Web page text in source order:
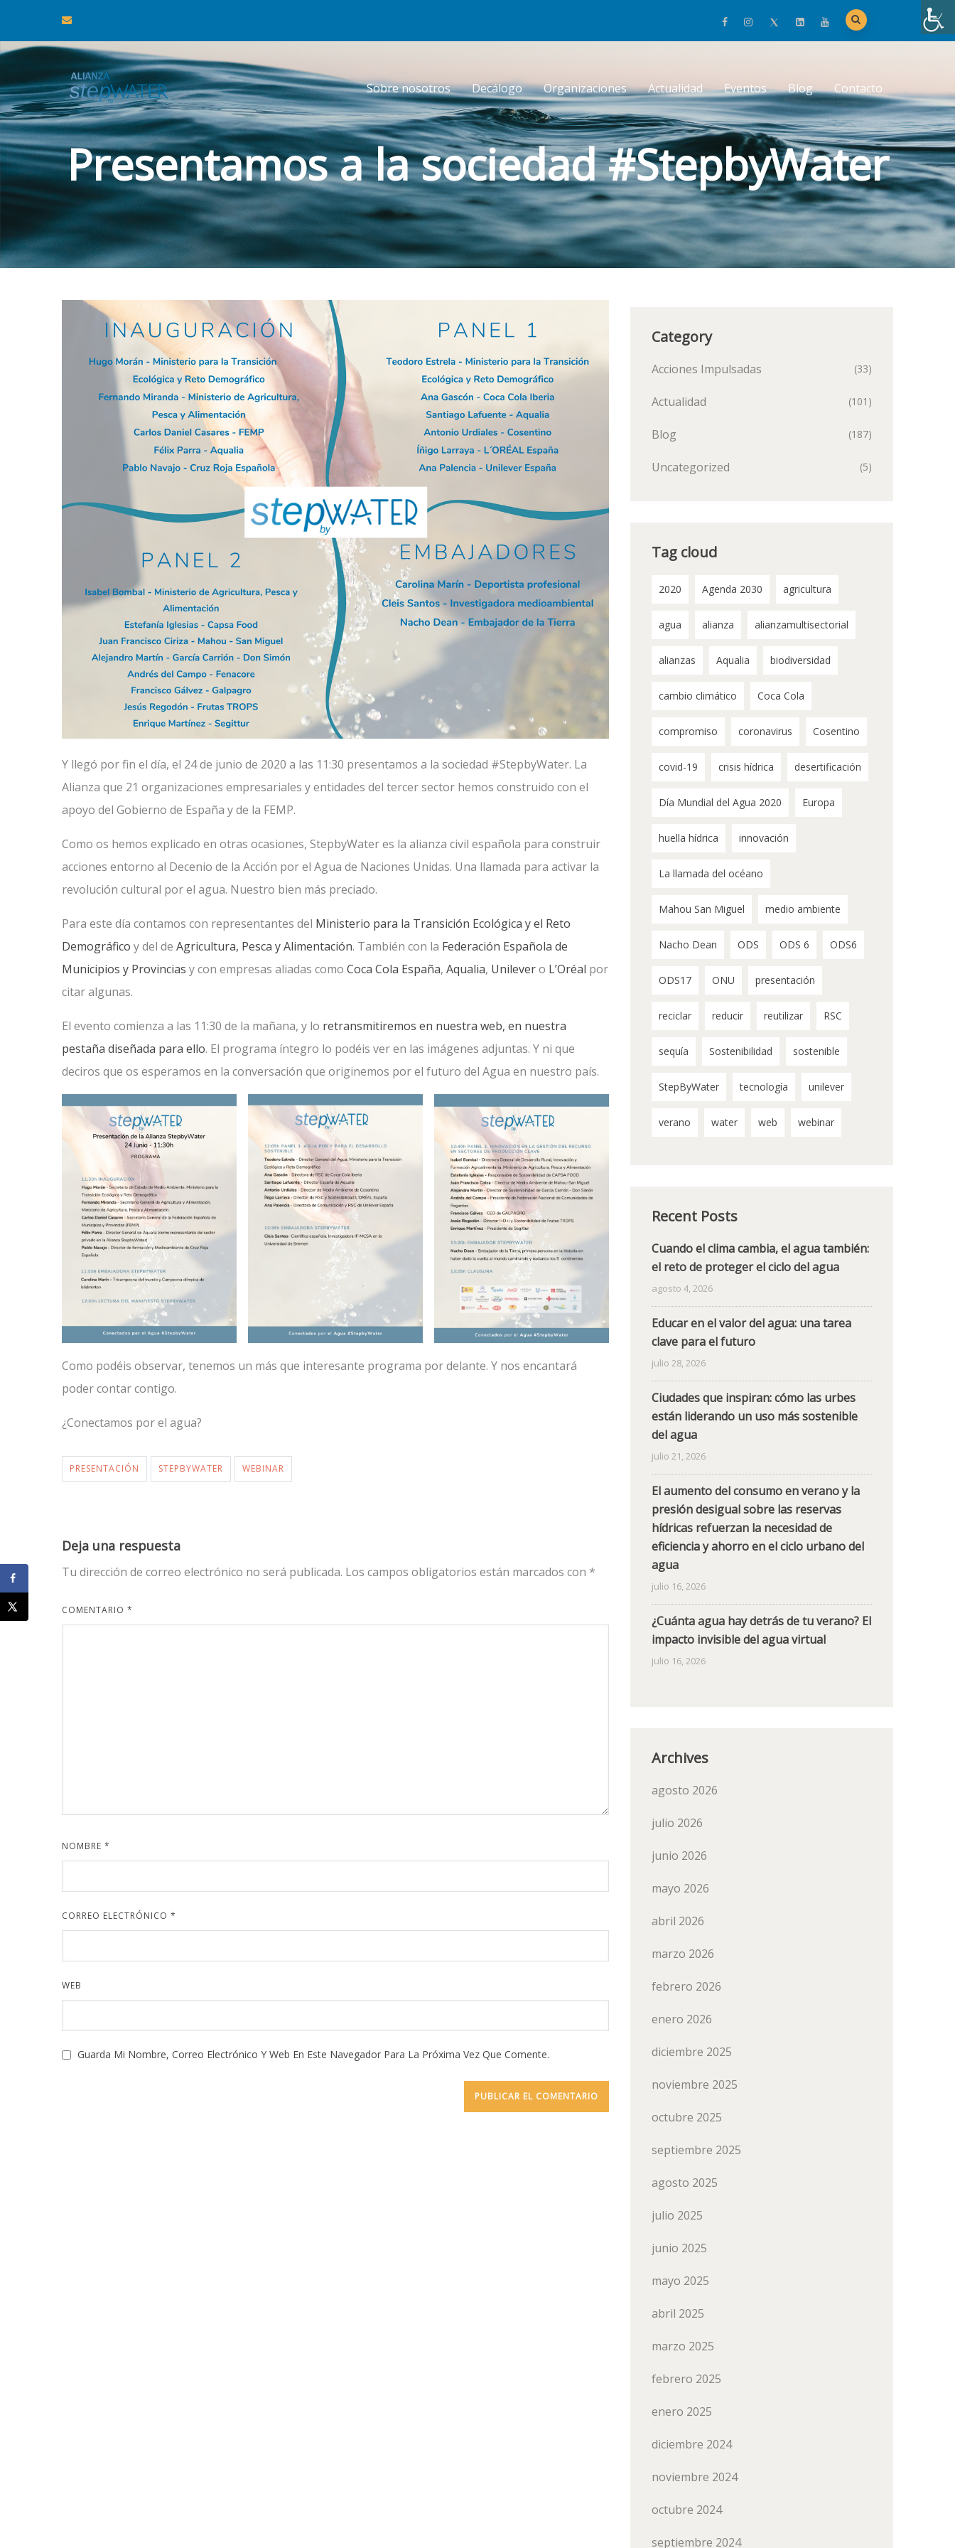
Sobre nosotros Decálogo Organizaciones Actualidad Eventos Blog Contacto
Presentamos a la sociedad #StepbyWater
Y llegó por fin el día, el 24 de junio de 2020 a las 11:30 presentamos a la sociedad #StepbyWater. La
Alianza que 21 organizaciones empresariales y entidades del tercer sector hemos construido con el
apoyo del Gobierno de España y de la FEMP.
Como os hemos explicado en otras ocasiones, StepbyWater es la alianza civil española para construir
acciones entorno al Decenio de la Acción por el Agua de Naciones Unidas. Una llamada para activar la
revolución cultural por el agua. Nuestro bien más preciado.
Para este día contamos con representantes del Ministerio para la Transición Ecológica y el Reto
Demográfico y del de Agricultura, Pesca y Alimentación. También con la Federación Española de
Municipios y Provincias y con empresas aliadas como Coca Cola España, Aqualia, Unilevero L’Oréal por
citar algunas.
El evento comienza a las 11:30 de la mañana, y lo retransmitiremos en nuestra web, en nuestra
pestaña diseñada para ello. El programa íntegro lo podéis ver en las imágenes adjuntas. Y ni que
deciros que os esperamos en la conversación que originemos por el futuro del Agua en nuestro país.
Como podéis observar, tenemos un más que interesante programa por delante. Y nos encantará
poder contar contigo.
¿Conectamos por el agua?
PRESENTACIÓN STEPBYWATER WEBINAR
Deja una respuesta
Tu dirección de correo electrónico no será publicada. Los campos obligatorios están marcados con *
COMENTARIO *
NOMBRE *
CORREO ELECTRÓNICO *
WEB
Guarda Mi Nombre, Correo Electrónico Y Web En Este Navegador Para La Próxima Vez Que Comente.
Category
Acciones Impulsadas (33)
Actualidad (101)
Blog (187)
Uncategorized (5)
Tag cloud
2020 Agenda 2030 agricultura
agua alianza alianzamultisectorial
alianzas Aqualia biodiversidad
cambio climático Coca Cola
compromiso coronavirus Cosentino
covid-19 crisis hídrica desertificación
Día Mundial del Agua 2020 Europa
huella hídrica innovación
La llamada del océano
Mahou San Miguel medio ambiente
Nacho Dean ODS ODS 6 ODS6
ODS17 ONU presentación
reciclar reducir reutilizar RSC
sequía Sostenibilidad sostenible
StepByWater tecnología unilever
verano water web webinar
Recent Posts
Cuando el clima cambia, el agua también:
el reto de proteger el ciclo del agua
agosto 4, 2026
Educar en el valor del agua: una tarea
clave para el futuro
julio 28, 2026
Ciudades que inspiran: cómo las urbes
están liderando un uso más sostenible
del agua
julio 21, 2026
El aumento del consumo en verano y la
presión desigual sobre las reservas
hídricas refuerzan la necesidad de
eficiencia y ahorro en el ciclo urbano del
agua
julio 16, 2026
¿Cuánta agua hay detrás de tu verano? El
impacto invisible del agua virtual
julio 16, 2026
Archives
agosto 2026
julio 2026
junio 2026
mayo 2026
abril 2026
marzo 2026
febrero 2026
enero 2026
diciembre 2025
noviembre 2025
octubre 2025
septiembre 2025
agosto 2025
julio 2025
junio 2025
mayo 2025
abril 2025
marzo 2025
febrero 2025
enero 2025
diciembre 2024
noviembre 2024
octubre 2024
septiembre 2024